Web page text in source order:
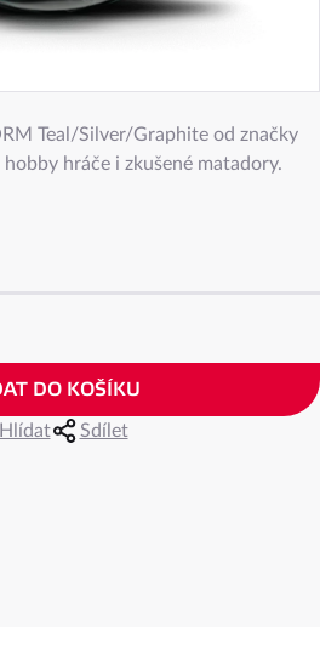
DO KOŠÍKU
Teal/Silver/Graphite od značky
hráče i zkušené matadory.
Hlídat Sdílet